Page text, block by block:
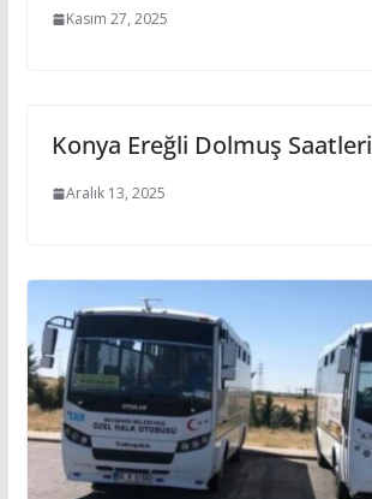
Kasım 27, 2025
Konya Ereğli Dolmuş Saatleri
Aralık 13, 2025